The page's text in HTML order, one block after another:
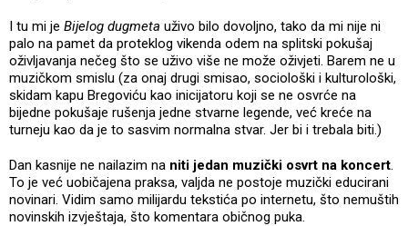
I tu mi je Bijelog dugmeta uživo bilo dovoljno, tako da mi nije ni
palo na pamet da proteklog vikenda odem na splitski pokušaj
oživljavanja nečeg što se uživo više ne može oživjeti. Barem ne u
muzičkom smislu (za onaj drugi smisao, sociološki i kulturološki,
skidam kapu Bregoviću kao inicijatoru koji se ne osvrće na
bijedne pokušaje rušenja jedne stvarne legende, već kreće na
turneju kao da je to sasvim normalna stvar. Jer bi i trebala biti.)
Dan kasnije ne nailazim na niti jedan muzički osvrt na koncert.
To je već uobičajena praksa, valjda ne postoje muzički educirani
novinari. Vidim samo milijardu tekstića po internetu, što nemuštih
novinskih izvještaja, što komentara običnog puka.